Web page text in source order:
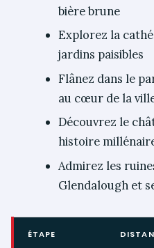
bière brune
Explorez la
jardins paisibles
Flânez dans le
au cœur de la
Découvrez le
histoire
Admirez les
Glendalough et
ÉTAPE